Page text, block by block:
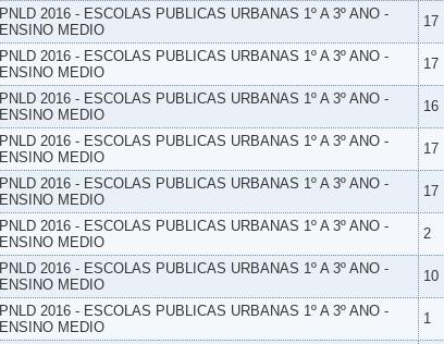
PNLD 2016 - ESCOLAS PUBLICAS URBANAS 1º A 3º ANO -
ENSINO MEDIO
17
PNLD 2016 - ESCOLAS PUBLICAS URBANAS 1º A 3º ANO -
ENSINO MEDIO
17
PNLD 2016 - ESCOLAS PUBLICAS URBANAS 1º A 3º ANO -
ENSINO MEDIO
16
PNLD 2016 - ESCOLAS PUBLICAS URBANAS 1º A 3º ANO -
ENSINO MEDIO
17
PNLD 2016 - ESCOLAS PUBLICAS URBANAS 1º A 3º ANO -
ENSINO MEDIO
17
PNLD 2016 - ESCOLAS PUBLICAS URBANAS 1º A 3º ANO -
ENSINO MEDIO
2
PNLD 2016 - ESCOLAS PUBLICAS URBANAS 1º A 3º ANO -
ENSINO MEDIO
10
PNLD 2016 - ESCOLAS PUBLICAS URBANAS 1º A 3º ANO -
ENSINO MEDIO
1